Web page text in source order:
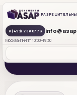
Москва Пн-Пт 10:00–19:30
8 (499) 288 07 73
ASAP DOCS
Заключение